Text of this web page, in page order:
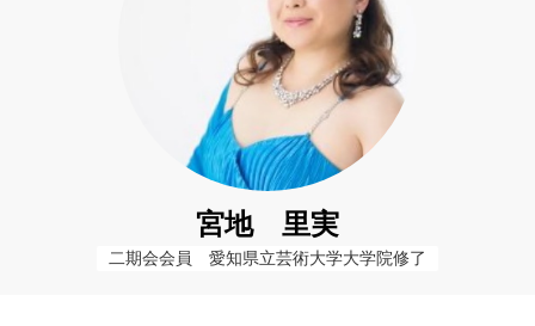
宮地 里実
二期会会員　愛知県立芸術大学大学院修了